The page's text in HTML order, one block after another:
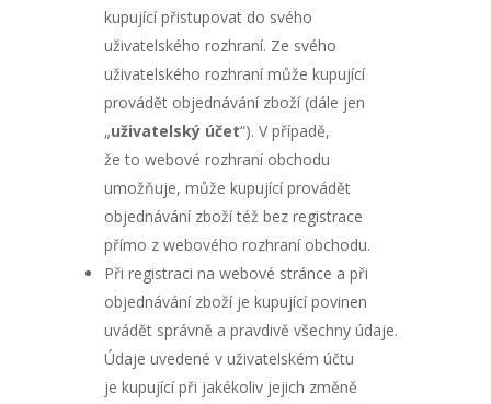
kupující přistupovat do svého
uživatelského rozhraní. Ze svého
uživatelského rozhraní může kupující
provádět objednávání zboží (dále jen
„uživatelský účet“). V případě,
že to webové rozhraní obchodu
umožňuje, může kupující provádět
objednávání zboží též bez registrace
přímo z webového rozhraní obchodu.
Při registraci na webové stránce a při
objednávání zboží je kupující povinen
uvádět správně a pravdivě všechny údaje.
Údaje uvedené v uživatelském účtu
je kupující při jakékoliv jejich změně